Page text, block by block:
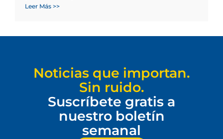
Leer Más >>
Noticias que importan.
Sin ruido.
Suscríbete gratis a
nuestro boletín
semanal